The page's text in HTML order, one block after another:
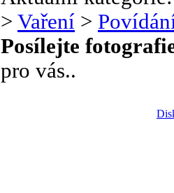
> Vaření >
Posílejte
pro vás..